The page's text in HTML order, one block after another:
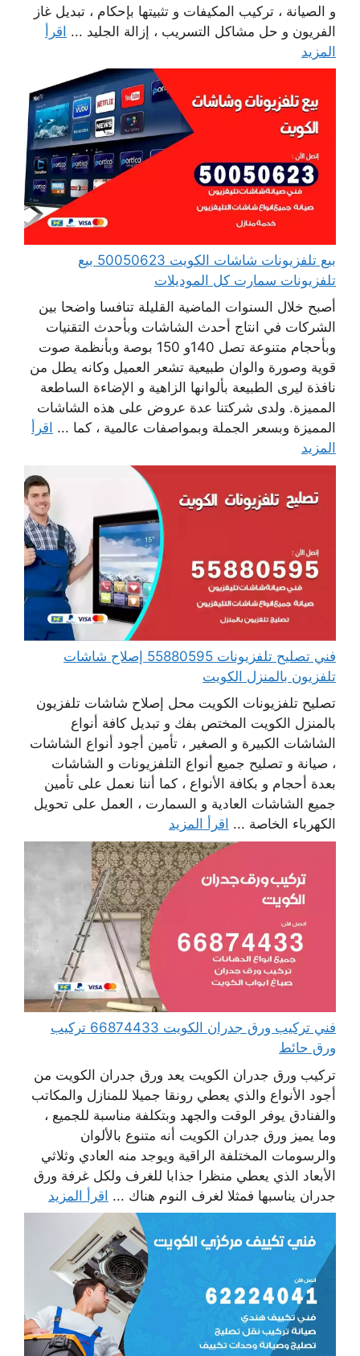
و الصيانة ، تركيب المكيفات و تثبيتها بإحكام ، تبديل غاز
الفريون و حل مشاكل التسريب ، إزالة الجليد ... اقرأ
المزيد
بيع تلفزيونات شاشات الكويت 50050623 بيع
تلفزيونات سمارت كل الموديلات
أصبح خلال السنوات الماضية القليلة تنافسا واضحا بين
الشركات في انتاج أحدث الشاشات وبأحدث التقنيات
وبأحجام متنوعة تصل 140و 150 بوصة وبأنظمة صوت
قوية وصورة والوان طبيعية تشعر العميل وكانه يطل من
نافذة ليرى الطبيعة بألوانها الزاهية و الإضاءة الساطعة
المميزة. ولدى شركتنا عدة عروض على هذه الشاشات
المميزة وبسعر الجملة وبمواصفات عالمية ، كما ... اقرأ
المزيد
فني تصليح تلفزيونات 55880595 إصلاح شاشات
تلفزيون بالمنزل الكويت
تصليح تلفزيونات الكويت محل إصلاح شاشات تلفزيون
بالمنزل الكويت المختص بفك و تبديل كافة أنواع
الشاشات الكبيرة و الصغير ، تأمين أجود أنواع الشاشات
، صيانة و تصليح جميع أنواع التلفزيونات و الشاشات
بعدة أحجام و بكافة الأنواع ، كما أننا نعمل على تأمين
جميع الشاشات العادية و السمارت ، العمل على تحويل
الكهرباء الخاصة ... اقرأ المزيد
فني تركيب ورق جدران الكويت 66874433 تركيب
ورق حائط
تركيب ورق جدران الكويت يعد ورق جدران الكويت من
أجود الأنواع والذي يعطي رونقا جميلا للمنازل والمكاتب
والفنادق يوفر الوقت والجهد وبتكلفة مناسبة للجميع ،
وما يميز ورق جدران الكويت أنه متنوع بالألوان
والرسومات المختلفة الراقية ويوجد منه العادي وثلاثي
الأبعاد الذي يعطي منظرا جذابا للغرف ولكل غرفة ورق
جدران يناسبها فمثلا لغرف النوم هناك ... اقرأ المزيد